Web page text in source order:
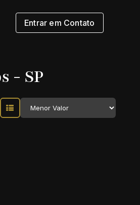
Entrar em Contato
- SP